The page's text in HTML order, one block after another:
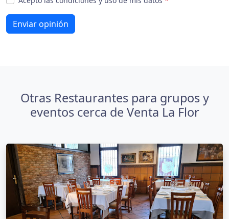
Enviar opinión
Otras Restaurantes para grupos y
eventos cerca de Venta La Flor